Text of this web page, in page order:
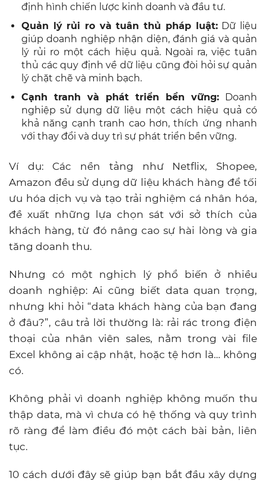
định hình chiến lược kinh doanh và đầu tư.
Quản lý rủi ro và tuân thủ pháp luật:Dữ liệu
giúp doanh nghiệp nhận diện, đánh giá và quản
lý rủi ro một cách hiệu quả. Ngoài ra, việc tuân
thủ các quy định về dữ liệu cũng đòi hỏi sự quản
lý chặt chẽ và minh bạch.
Cạnh tranh và phát triển bền vững: Doanh
nghiệp sử dụng dữ liệu một cách hiệu quả có
khả năng cạnh tranh cao hơn, thích ứng nhanh
với thay đổi và duy trì sự phát triển bền vững.
Ví dụ: Các nền tảng như Netflix, Shopee,
Amazon đều sử dụng dữ liệu khách hàng để tối
ưu hóa dịch vụ và tạo trải nghiệm cá nhân hóa,
đề xuất những lựa chọn sát với sở thích của
khách hàng, từ đó nâng cao sự hài lòng và gia
tăng doanh thu.
Nhưng có một nghịch lý phổ biến ở nhiều
doanh nghiệp: Ai cũng biết data quan trọng,
nhưng khi hỏi “data khách hàng của bạn đang
ở đâu?”, câu trả lời thường là: rải rác trong điện
thoại của nhân viên sales, nằm trong vài file
Excel không ai cập nhật, hoặc tệ hơn là… không
có.
Không phải vì doanh nghiệp không muốn thu
thập data, mà vì chưa có hệ thống và quy trình
rõ ràng để làm điều đó một cách bài bản, liên
tục.
10 cách dưới đây sẽ giúp bạn bắt đầu xây dựng